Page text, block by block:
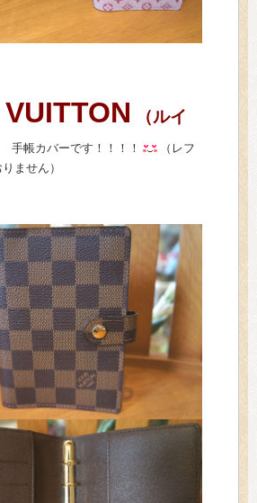
（ルイ
手帳カバーです！！！！
（レフ
ません）